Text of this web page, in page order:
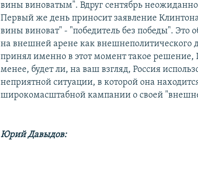
вины виноватым". Вдруг сентябрь
Первый же день приносит заявление
вины виноват" - "победитель без победы". Это
на внешней арене как внешнеполитического
принял именно в этот момент такое
менее, будет ли, на ваш взгляд, Россия
неприятной ситуации, в которой она
широкомасштабной кампании о своей
Юрий Давыдов: